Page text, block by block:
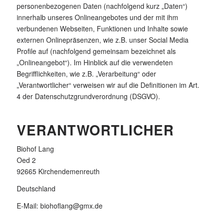
personenbezogenen Daten (nachfolgend kurz „Daten“)
innerhalb unseres Onlineangebotes und der mit ihm
verbundenen Webseiten, Funktionen und Inhalte sowie
externen Onlinepräsenzen, wie z.B. unser Social Media
Profile auf (nachfolgend gemeinsam bezeichnet als
„Onlineangebot“). Im Hinblick auf die verwendeten
Begrifflichkeiten, wie z.B. „Verarbeitung“ oder
„Verantwortlicher“ verweisen wir auf die Definitionen im Art.
4 der Datenschutzgrundverordnung (DSGVO).
VERANTWORTLICHER
Biohof Lang
Oed 2
92665 Kirchendemenreuth
Deutschland
E-Mail: biohoflang@gmx.de